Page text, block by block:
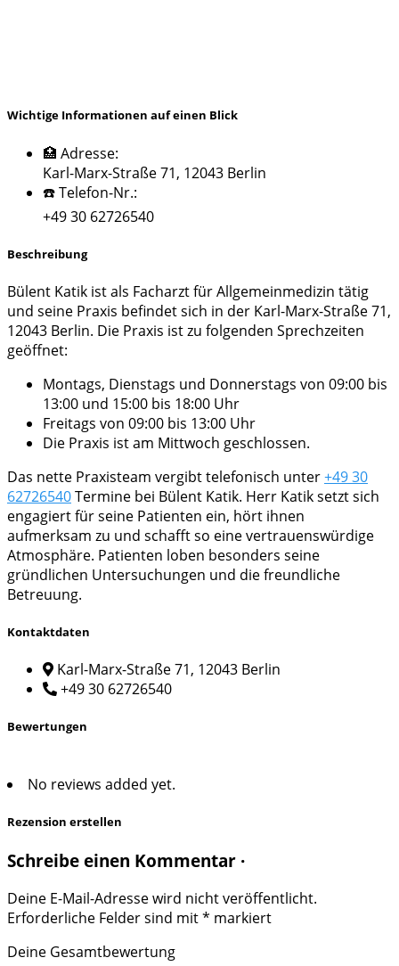
Wichtige Informationen auf einen Blick
🏥 Adresse:
Karl-Marx-Straße 71, 12043 Berlin
☎️ Telefon-Nr.:
+49 30 62726540
Beschreibung
Bülent Katik ist als Facharzt für Allgemeinmedizin tätig
und seine Praxis befindet sich in der Karl-Marx-Straße 71,
12043 Berlin. Die Praxis ist zu folgenden Sprechzeiten
geöffnet:
Montags, Dienstags und Donnerstags von 09:00 bis
13:00 und 15:00 bis 18:00 Uhr
Freitags von 09:00 bis 13:00 Uhr
Die Praxis ist am Mittwoch geschlossen.
Das nette Praxisteam vergibt telefonisch unter+49 30
62726540Termine bei Bülent Katik. Herr Katik setzt sich
engagiert für seine Patienten ein, hört ihnen
aufmerksam zu und schafft so eine vertrauenswürdige
Atmosphäre. Patienten loben besonders seine
gründlichen Untersuchungen und die freundliche
Betreuung.
Kontaktdaten
Karl-Marx-Straße 71, 12043 Berlin
+49 30 62726540
Bewertungen
No reviews added yet.
Rezension erstellen
Schreibe einen Kommentar ·
Deine E-Mail-Adresse wird nicht veröffentlicht.
Erforderliche Felder sind mit* markiert
Deine Gesamtbewertung